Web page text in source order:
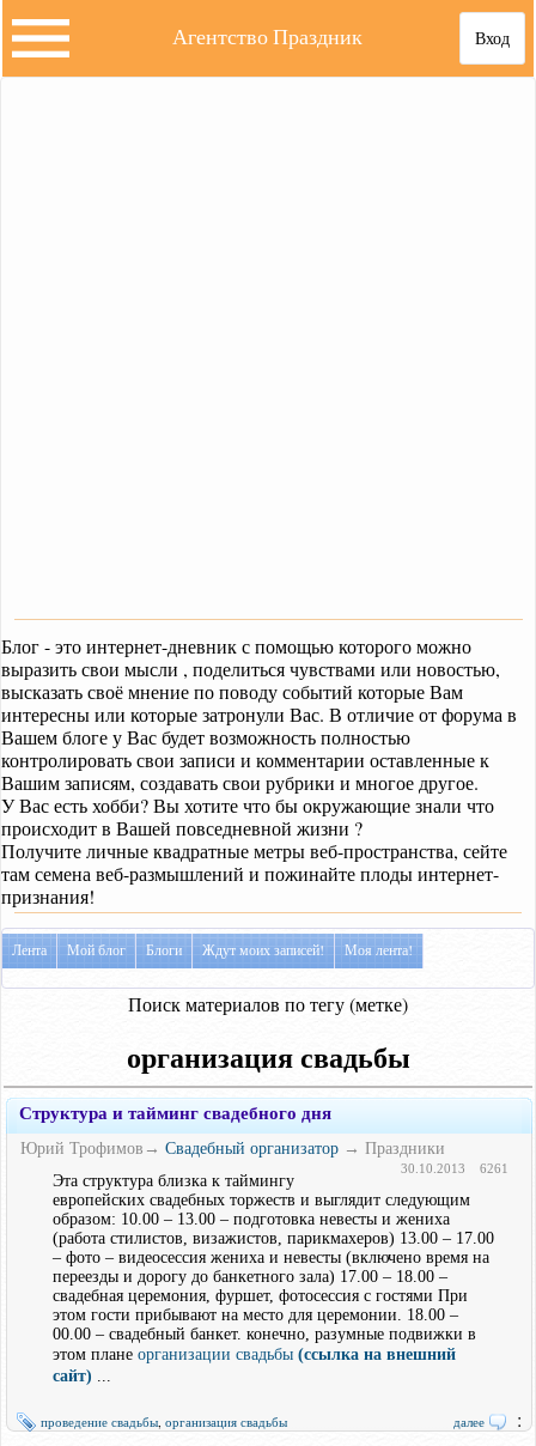
Вход
Агентство Праздник
Блог - это интернет-дневник с помощью которого можно
выразить свои мысли , поделиться чувствами или новостью,
высказать своё мнение по поводу событий которые Вам
интересны или которые затронули Вас. В отличие от форума в
Вашем блоге у Вас будет возможность полностью
контролировать свои записи и комментарии оставленные к
Вашим записям, создавать свои рубрики и многое другое.
У Вас есть хобби? Вы хотите что бы окружающие знали что
происходит в Вашей повседневной жизни ?
Получите личные квадратные метры веб-пространства, сейте
там семена веб-размышлений и пожинайте плоды интернет-
признания!
Лента Мой блог Блоги Ждут моих записей! Моя лента!
Поиск материалов по тегу (метке)
организация свадьбы
Структура и тайминг свадебного дня
Юрий Трофимов→ Свадебный организатор → Праздники
30.10.2013 6261
Эта структура близка к таймингу
европейских свадебных торжеств и выглядит следующим
образом: 10.00 – 13.00 – подготовка невесты и жениха
(работа стилистов, визажистов, парикмахеров) 13.00 – 17.00
– фото – видеосессия жениха и невесты (включено время на
переезды и дорогу до банкетного зала) 17.00 – 18.00 –
свадебная церемония, фуршет, фотосессия с гостями При
этом гости прибывают на место для церемонии. 18.00 –
00.00 – свадебный банкет. конечно, разумные подвижки в
этом плане организации свадьбы (ссылка на внешний
сайт)
проведение свадьбы организация свадьбы далее :